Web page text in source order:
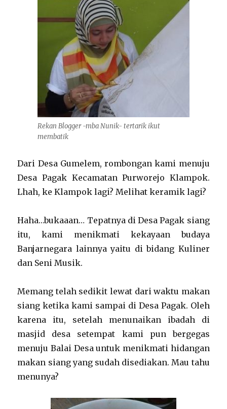
Rekan Blogger -mba Nunik- tertarik ikut
membatik
Dari Desa Gumelem, rombongan kami menuju
Desa Pagak Kecamatan Purworejo Klampok.
Lhah, ke Klampok lagi? Melihat keramik lagi?
Haha…bukaaan… Tepatnya di Desa Pagak siang
itu, kami menikmati kekayaan budaya
Banjarnegara lainnya yaitu di bidang Kuliner
dan Seni Musik.
Memang telah sedikit lewat dari waktu makan
siang ketika kami sampai di Desa Pagak. Oleh
karena itu, setelah menunaikan ibadah di
masjid desa setempat kami pun bergegas
menuju Balai Desa untuk menikmati hidangan
makan siang yang sudah disediakan. Mau tahu
menunya?